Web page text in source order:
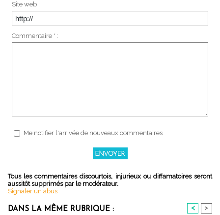
Site web :
Commentaire * :
Me notifier l'arrivée de nouveaux commentaires
Tous les commentaires discourtois, injurieux ou diffamatoires seront
aussitôt supprimés par le modérateur.
Signaler un abus
DANS LA MÊME RUBRIQUE : < >